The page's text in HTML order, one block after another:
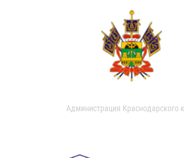
Администрация Краснодарского